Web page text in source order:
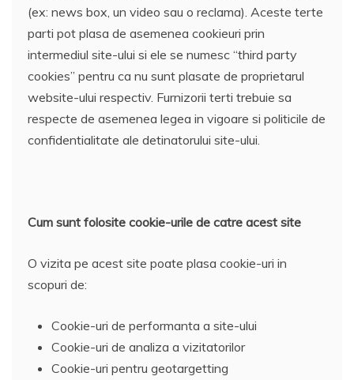
(ex: news box, un video sau o reclama). Aceste terte
parti pot plasa de asemenea cookieuri prin
intermediul site-ului si ele se numesc “third party
cookies” pentru ca nu sunt plasate de proprietarul
website-ului respectiv. Furnizorii terti trebuie sa
respecte de asemenea legea in vigoare si politicile de
confidentialitate ale detinatorului site-ului.
Cum sunt folosite cookie-urile de catre acest site
O vizita pe acest site poate plasa cookie-uri in
scopuri de:
Cookie-uri de performanta a site-ului
Cookie-uri de analiza a vizitatorilor
Cookie-uri pentru geotargetting